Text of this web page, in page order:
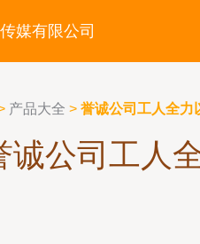
媒有限公司
产品大全 > 誉诚公司工人全力
诚公司工人